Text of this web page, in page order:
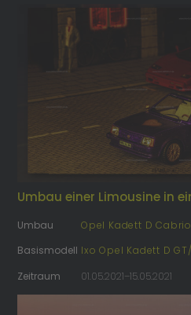
Umbau einer Limousine in
Umbau
Opel Kadett D
Basismodell Ixo Opel Kadett D
Zeitraum
01.05.2021–15.05.2021